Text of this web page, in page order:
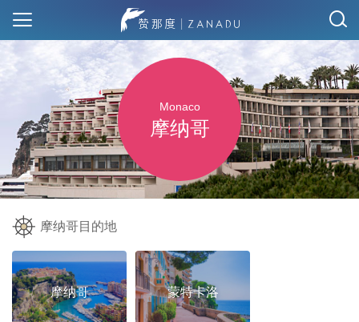
Monaco
摩纳哥
摩纳哥目的地
摩纳哥 蒙特卡洛